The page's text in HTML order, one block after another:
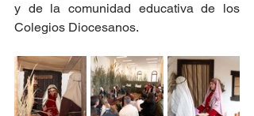
y de la comunidad educativa de los
Colegios Diocesanos.